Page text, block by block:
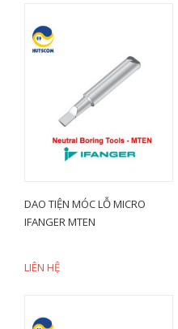
DAO TIỆN MÓC LỖ MICRO
IFANGER MTEN
LIÊN HỆ